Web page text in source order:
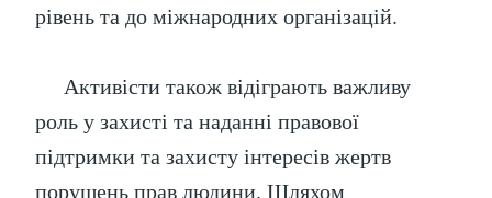
рівень та до міжнародних організацій.
Активісти також відіграють важливу
роль у захисті та наданні правової
підтримки та захисту інтересів жертв
порушень прав людини. Шляхом